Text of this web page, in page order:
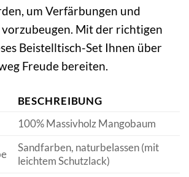
um Verfärbungen und
Mit der richtigen
Beistelltisch-Set Ihnen über
Freude bereiten.
BESCHREIBUNG
100% Massivholz Mangobaum
Sandfarben, naturbelassen (mit
leichtem Schutzlack)